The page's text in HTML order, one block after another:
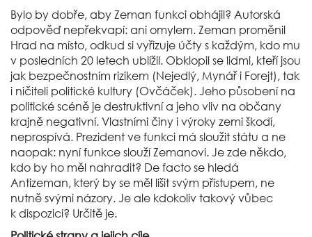
Bylo by dobře, aby Zeman funkci obhájil? Autorská
odpověď nepřekvapí: ani omylem. Zeman proměnil
Hrad na místo, odkud si vyřizuje účty s každým, kdo mu
v posledních 20 letech ublížil. Obklopil se lidmi, kteří jsou
jak bezpečnostním rizikem (Nejedlý, Mynář i Forejt), tak
i ničiteli politické kultury (Ovčáček). Jeho působení na
politické scéně je destruktivní a jeho vliv na občany
krajně negativní. Vlastními činy i výroky zemi škodí,
neprospívá. Prezident ve funkci má sloužit státu a ne
naopak: nyní funkce slouží Zemanovi. Je zde někdo,
kdo by ho měl nahradit? De facto se hledá
Antizeman, který by se měl lišit svým přístupem, ne
nutně svými názory. Je ale kdokoliv takový vůbec
k dispozici? Určitě je.